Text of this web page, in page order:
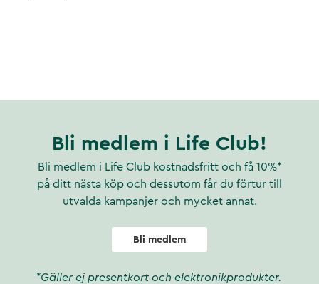
Bli medlem i Life Club!
Bli medlem i Life Club kostnadsfritt och få 10%*
på ditt nästa köp och dessutom får du förtur till
utvalda kampanjer och mycket annat.
Bli medlem
*Gäller ej presentkort och elektronikprodukter.